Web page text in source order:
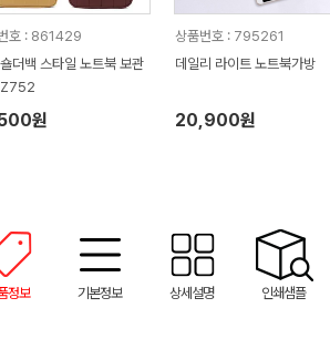
호 : 861429
더백 스타일 노트북 보관
Z752
원
상품번호 : 795261
데일리 라이트 노트북가방
20,900원
정보 기본정보 상세설명 인쇄샘플